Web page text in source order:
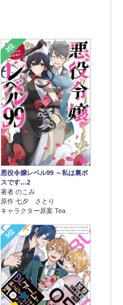
3位
悪役令嬢レベル99 ～私は裏ボ
スです…2
著者 のこみ
原作 七夕 さとり
キャラクター原案 Tea
5位